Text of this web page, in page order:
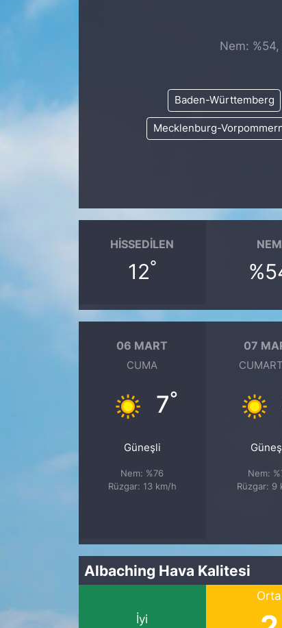
Nem: %54,
Baden-Württemberg
Mecklenburg-
HISSEDILEN
12°
NEM
06 MART
CUMA
7°
Güneşli
Nem: %76
Rüzgar: 13 km/h
07
Nem:
Rüzgar: 9
Albaching Hava Kalitesi
İyi
Orta